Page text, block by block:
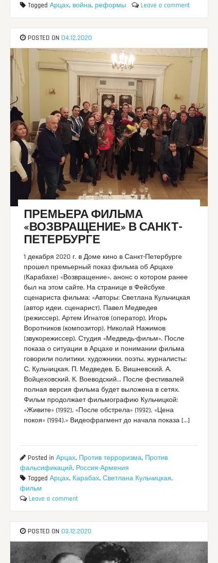
TaggedАрцах, война, реформы Leave a comment
POSTED ON 04.12.2020
ПРЕМЬЕРА ФИЛЬМА
«ВОЗВРАЩЕНИЕ» В САНКТ-
ПЕТЕРБУРГЕ
1 декабря 2020 г. в Доме кино в Санкт-Петербурге
прошел премьерный показ фильма об Арцахе
(Карабахе) «Возвращение», анонс о котором ранее
был на этом сайте. На странице в Фейсбуке
сценариста фильма: «Авторы: Светлана Кульчицкая
(автор идеи, сценарист), Павел Медведев
(режиссер), Артем Игнатов (оператор), Игорь
Воротников (композитор), Николай Нажимов
(звукорежиссер). Студия «Медведь-фильм». После
показа о ситуации в Арцахе и понимании фильма
говорили политики, художники, поэты, журналисты:
С. Кульчицкая, П. Медведев, Б. Вишневский, А.
Войцеховский, К. Воеводский… После фестивалей
полная версия фильма будет выложена в сетях.
Фильм продолжает фильмографию Кульчицкой:
«Живите» (1992), «После обстрела» (1992), «Цена
покоя» (1994).» Видеофрагмент до начала показа […]
Posted inАрцах, Против терроризма, Против
фальсификаций, Россия-Армения
TaggedАрцах, Карабах,Светлана Кульчицкая,
фильм
Leave a comment
POSTED ON 03.12.2020